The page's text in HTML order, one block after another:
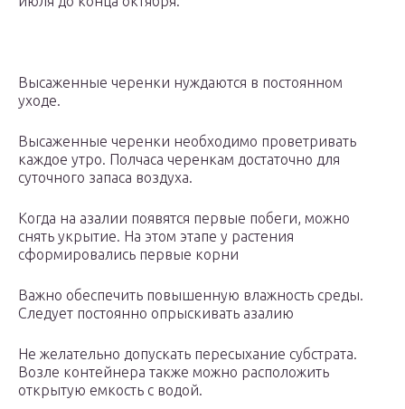
Высаженные черенки нуждаются в постоянном
уходе.
Высаженные черенки необходимо проветривать
каждое утро. Полчаса черенкам достаточно для
суточного запаса воздуха.
Когда на азалии появятся первые побеги, можно
снять укрытие. На этом этапе у растения
сформировались первые корни
Важно обеспечить повышенную влажность среды.
Следует постоянно опрыскивать азалию
Не желательно допускать пересыхание субстрата.
Возле контейнера также можно расположить
открытую емкость с водой.